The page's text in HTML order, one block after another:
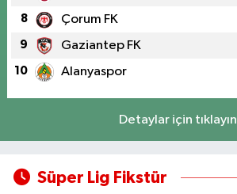
8 Çorum FK
9 Gaziantep FK
10 Alanyaspor
Detaylar için tıklayın
Süper Lig Fikstür